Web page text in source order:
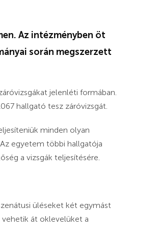
Az intézményben öt
során megszerzett
jelenléti formában.
hallgató tesz záróvizsgát.
minden olyan
egyetem többi hallgatója
a vizsgák teljesítésére.
üléseket két egymást
át oklevelüket a